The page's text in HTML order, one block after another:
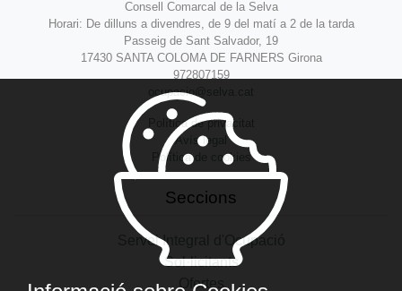
Consell Comarcal de la Selva
Horari: De dilluns a divendres, de 9 del matí a 2 de la tarda
Passeig de Sant Salvador, 19
17430 SANTA COLOMA DE FARNERS Girona
972807159
ocupacio@selva.cat
Política de privacitat
Avís legal
Política de cookies
Seccions
Servei Integral d'Ocupació
Sol·licitants
Ofertes